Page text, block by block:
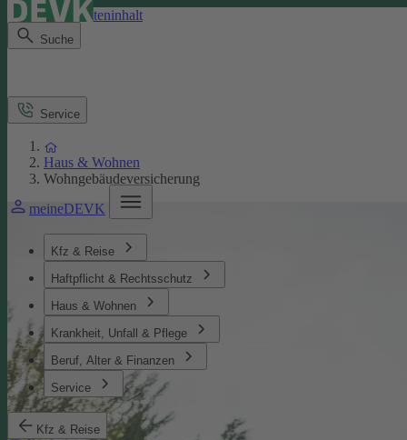
Direkt zum Seiteninhalt
Suche
meineDEVK
Kfz & Reise
Haftpflicht & Rechtsschutz
Haus & Wohnen
Krankheit, Unfall & Pflege
Beruf, Alter & Finanzen
Service
Kfz & Reise
Service
Haus & Wohnen
Wohngebäudeversicherung